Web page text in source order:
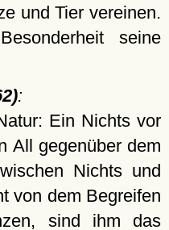
und Tier vereinen.
seine
:
Ein Nichts vor
All gegenüber dem
Nichts und
von dem Begreifen
sind ihm das